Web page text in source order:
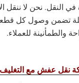
في النقل. نحن لا ننقل
تضمن وصول كل قطعة
والطمأنينة للعملاء.
نقل عفش مع